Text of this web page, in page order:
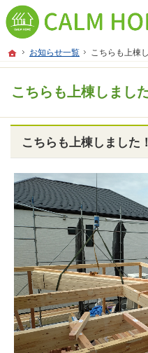
ホーム
お知らせ一覧 こちらも上棟
こちらも上棟しまし
プロの目線からご提案。埼玉県さい
埼玉県さいたま市の新築・注文住宅
こちらも上棟しました